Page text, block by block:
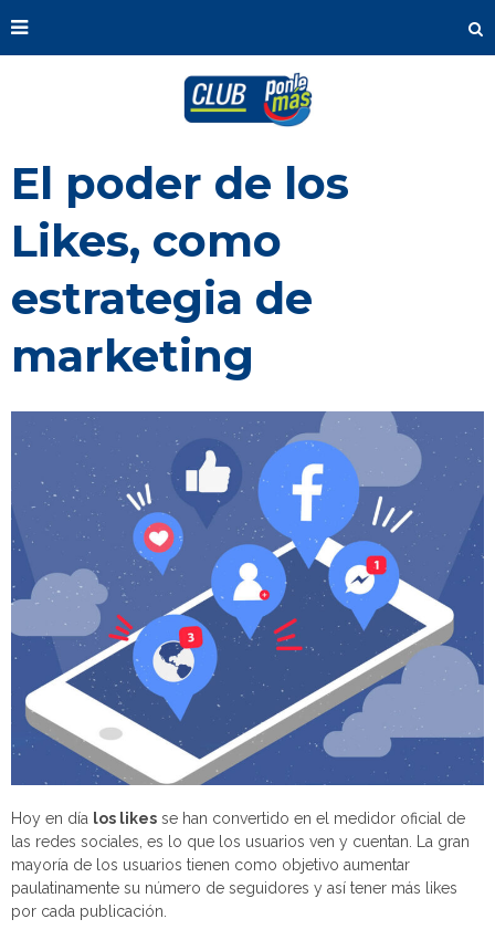
El poder de los
Likes, como
estrategia de
marketing
Hoy en día los likes se han convertido en el medidor oficial de
las redes sociales, es lo que los usuarios ven y cuentan. La gran
mayoría de los usuarios tienen como objetivo aumentar
paulatinamente su número de seguidores y así tener más likes
por cada publicación.